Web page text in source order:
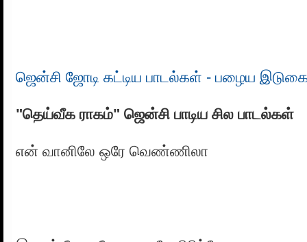
ஜென்சி ஜோடி கட்டிய பாடல்கள் - பழைய
"தெய்வீக ராகம்" ஜென்சி பாடிய சில பாடல்கள்
என் வானிலே ஒரே வெண்ணிலா